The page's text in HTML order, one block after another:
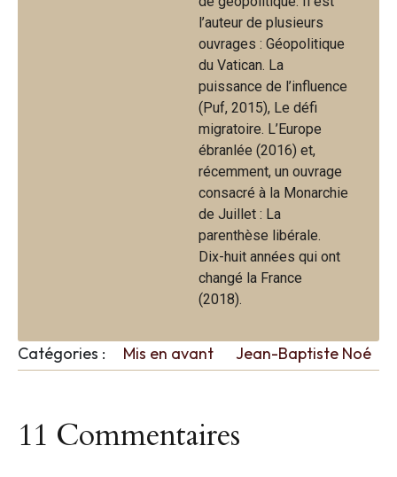
l’auteur de plusieurs
ouvrages : Géopolitique
du Vatican. La
puissance de l’influence
(Puf, 2015), Le défi
migratoire. L’Europe
ébranlée (2016) et,
récemment, un ouvrage
consacré à la Monarchie
de Juillet : La
parenthèse libérale.
Dix-huit années qui ont
changé la France
(2018).
Catégories : Mis en avant Jean-Baptiste Noé
11 Commentaires